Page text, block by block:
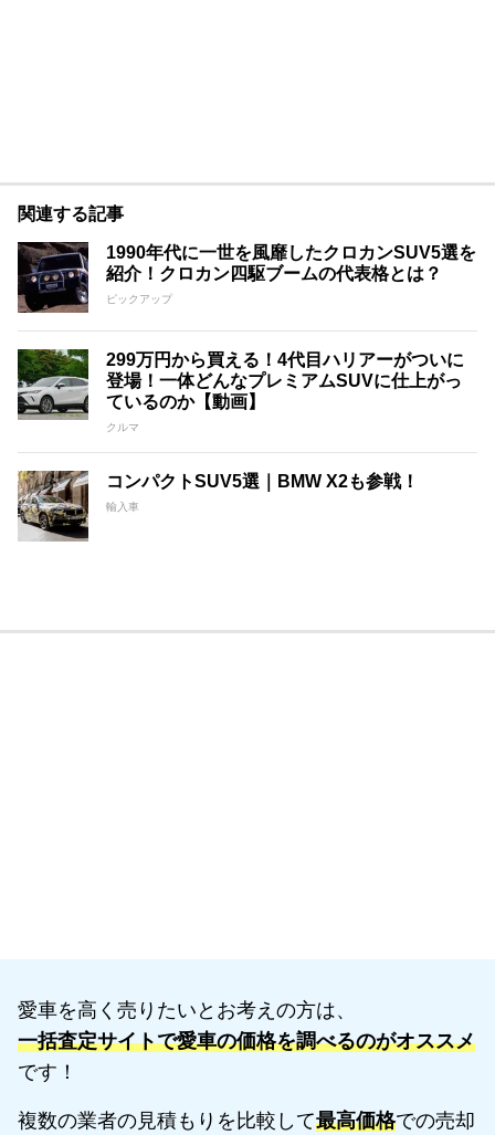
関連する記事
1990年代に一世を風靡したクロカンSUV5選を
紹介！クロカン四駆ブームの代表格とは？
ピックアップ
299万円から買える！4代目ハリアーがついに
登場！一体どんなプレミアムSUVに仕上がっ
ているのか【動画】
クルマ
コンパクトSUV5選｜BMW X2も参戦！
輸入車
愛車を高く売りたいとお考えの方は、
一括査定サイトで愛車の価格を調べるのがオススメ
です！
複数の業者の見積もりを比較して最高価格での売却